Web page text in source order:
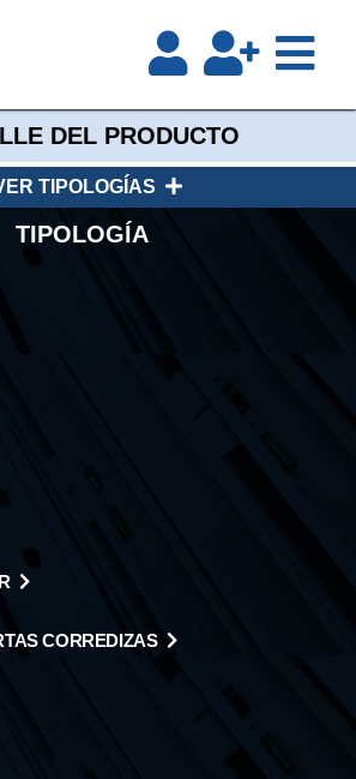
DEL PRODUCTO
TIPOLOGÍAS
TIPOLOGÍA
CORREDIZAS